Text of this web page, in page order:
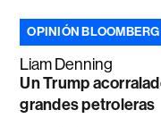
OPINIÓN BLOOMBERG
Liam Denning
Un Trump
grandes petroleras